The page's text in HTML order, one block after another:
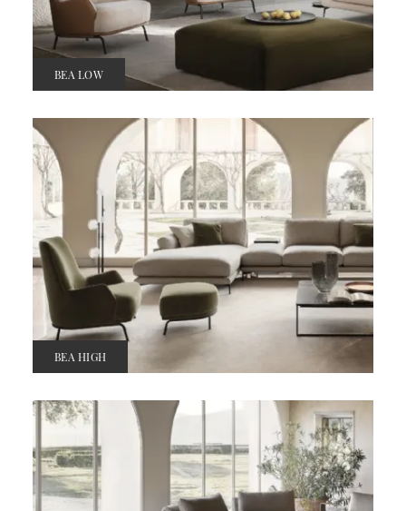
BEA LOW
BEA HIGH